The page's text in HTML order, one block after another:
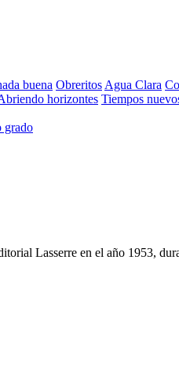
buena Obreritos Agua Clara
horizontes Tiempos
grado
Lasserre en el año 1953,